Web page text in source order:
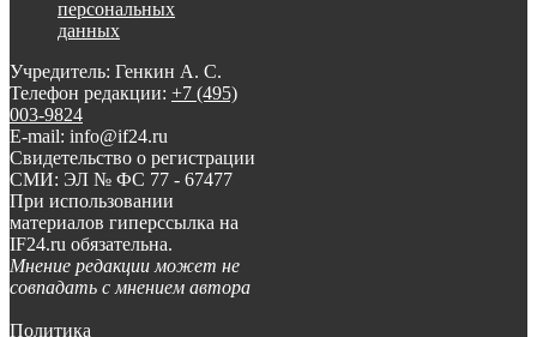
персональных
данных
Учредитель: Генкин А. С.
Телефон редакции: +7 (495)
003-9824
E-mail: info@if24.ru
Свидетельство о регистрации
СМИ: ЭЛ № ФС 77 - 67477
При использовании
материалов гиперссылка на
IF24.ru обязательна.
Мнение редакции может не
совпадать с мнением автора
Политика